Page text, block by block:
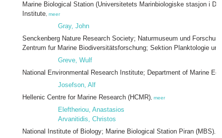
Marine Biological Station (Universitetets Marinbiologiske stasjon i
Institute meer
Gray, John
Senckenberg Nature Research Society; Naturmuseum und
Zentrum fur Marine Biodiversitätsforschung; Sektion Planktologie
Greve, Wulf
National Environmental Research Institute; Department of Marine
Josefson, Alf
Hellenic Centre for Marine Research (HCMR) meer
Eleftheriou, Anastasios
Arvanitidis, Christos
National Institute of Biology; Marine Biological Station Piran (MBS)